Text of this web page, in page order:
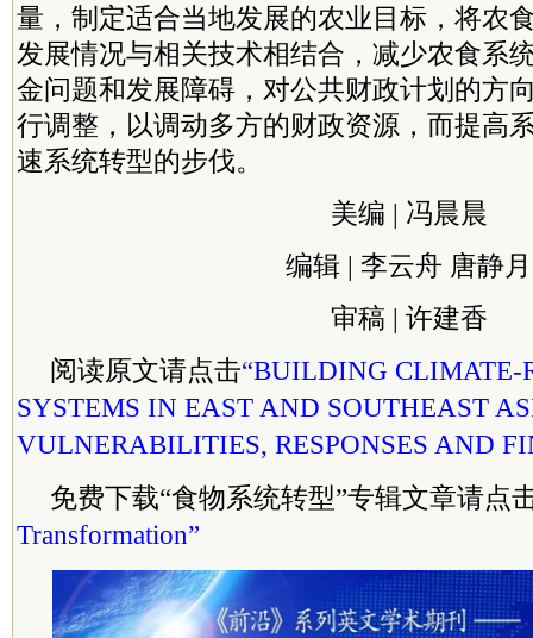
量，制定适合当地发展的农业目标，将农
发展情况与相关技术相结合，减少农食系
金问题和发展障碍，对公共财政计划的方
行调整，以调动多方的财政资源，而提高
速系统转型的步伐。
美编 | 冯晨晨
编辑 | 李云舟 唐静月
审稿 | 许建香
阅读原文请点击“BUILDING CLIMATE-
SYSTEMS IN EAST AND SOUTHEAST
VULNERABILITIES, RESPONSES AND
免费下载“食物系统转型”专辑文章请点
Transformation”